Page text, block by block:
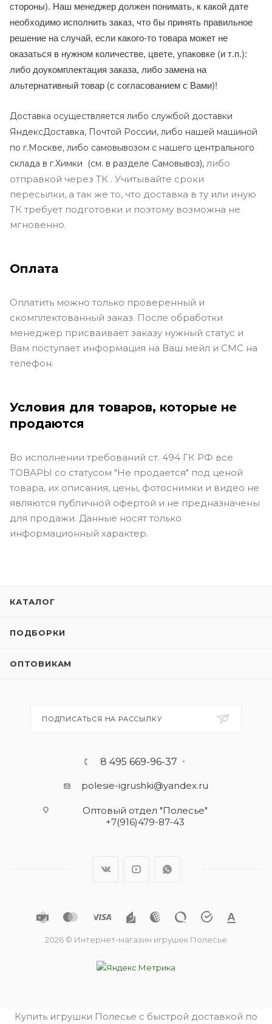
стороны). Наш менеджер должен понимать, к какой дате
необходимо исполнить заказ, что бы принять правильное
решение на случай, если какого-то товара может не
оказаться в нужном количестве, цвете, упаковке (и т.п.):
либо доукомплектация заказа, либо замена на
альтернативный товар (с согласованием с Вами)!
Доставка осуществляется либо службой доставки
ЯндексДоставка, Почтой России, либо нашей машиной
по г.Москве, либо самовывозом с нашего центрального
склада в г.Химки (см. в разделе Самовывоз), либо
отправкой через ТК . Учитывайте сроки
пересылки, а так же то, что доставка в ту или иную
ТК требует подготовки и поэтому возможна не
мгновенно.
Оплата
Оплатить можно только проверенный и
скомплектованный заказ. После обработки
менеджер присваивает заказу нужный статус и
Вам поступает информация на Ваш мейл и СМС на
телефон.
Условия для товаров, которые не
продаются
Во исполнении требований ст. 494 ГК РФ все
ТОВАРЫ со статусом "Не продается" под ценой
товара, их описания, цены, фотоснимки и видео не
являются публичной офертой и не предназначены
для продажи. Данные носят только
информационный характер.
КАТАЛОГ
ПОДБОРКИ
ОПТОВИКАМ
ПОДПИСАТЬСЯ НА РАССЫЛКУ
8 495 669-96-37
polesie-igrushki@yandex.ru
Оптовый отдел "Полесье"
+7(916)479-87-43
2026 © Интернет-магазин игрушек Полесье
Купить игрушки Полесье с быстрой доставкой по